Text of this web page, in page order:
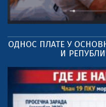
ОДНОС ПЛАТЕ У
И